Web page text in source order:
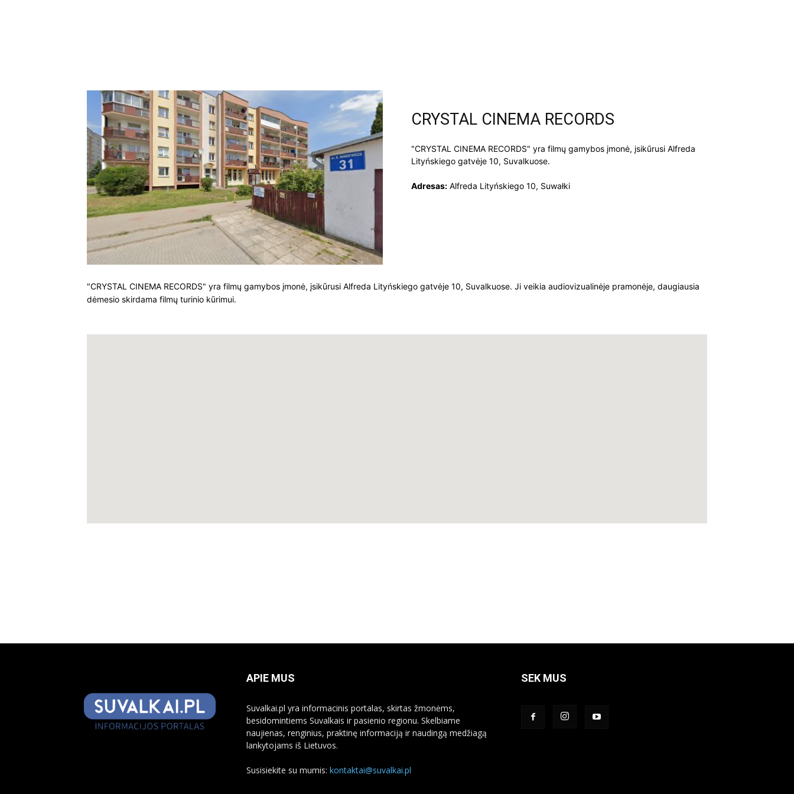
CRYSTAL CINEMA RECORDS
"CRYSTAL CINEMA RECORDS" yra filmų gamybos įmonė, įsikūrusi Alfreda
Lityńskiego gatvėje 10, Suvalkuose.
Adresas: Alfreda Lityńskiego 10, Suwałki
"CRYSTAL CINEMA RECORDS" yra filmų gamybos įmonė, įsikūrusi Alfreda Lityńskiego gatvėje 10, Suvalkuose. Ji veikia audiovizualinėje pramonėje, daugiausia
dėmesio skirdama filmų turinio kūrimui.
APIE MUS
Suvalkai.pl yra informacinis portalas, skirtas žmonėms,
besidomintiems Suvalkais ir pasienio regionu. Skelbiame
naujienas, renginius, praktinę informaciją ir naudingą medžiagą
lankytojams iš Lietuvos.
Susisiekite su mumis: kontaktai@suvalkai.pl
SEK MUS